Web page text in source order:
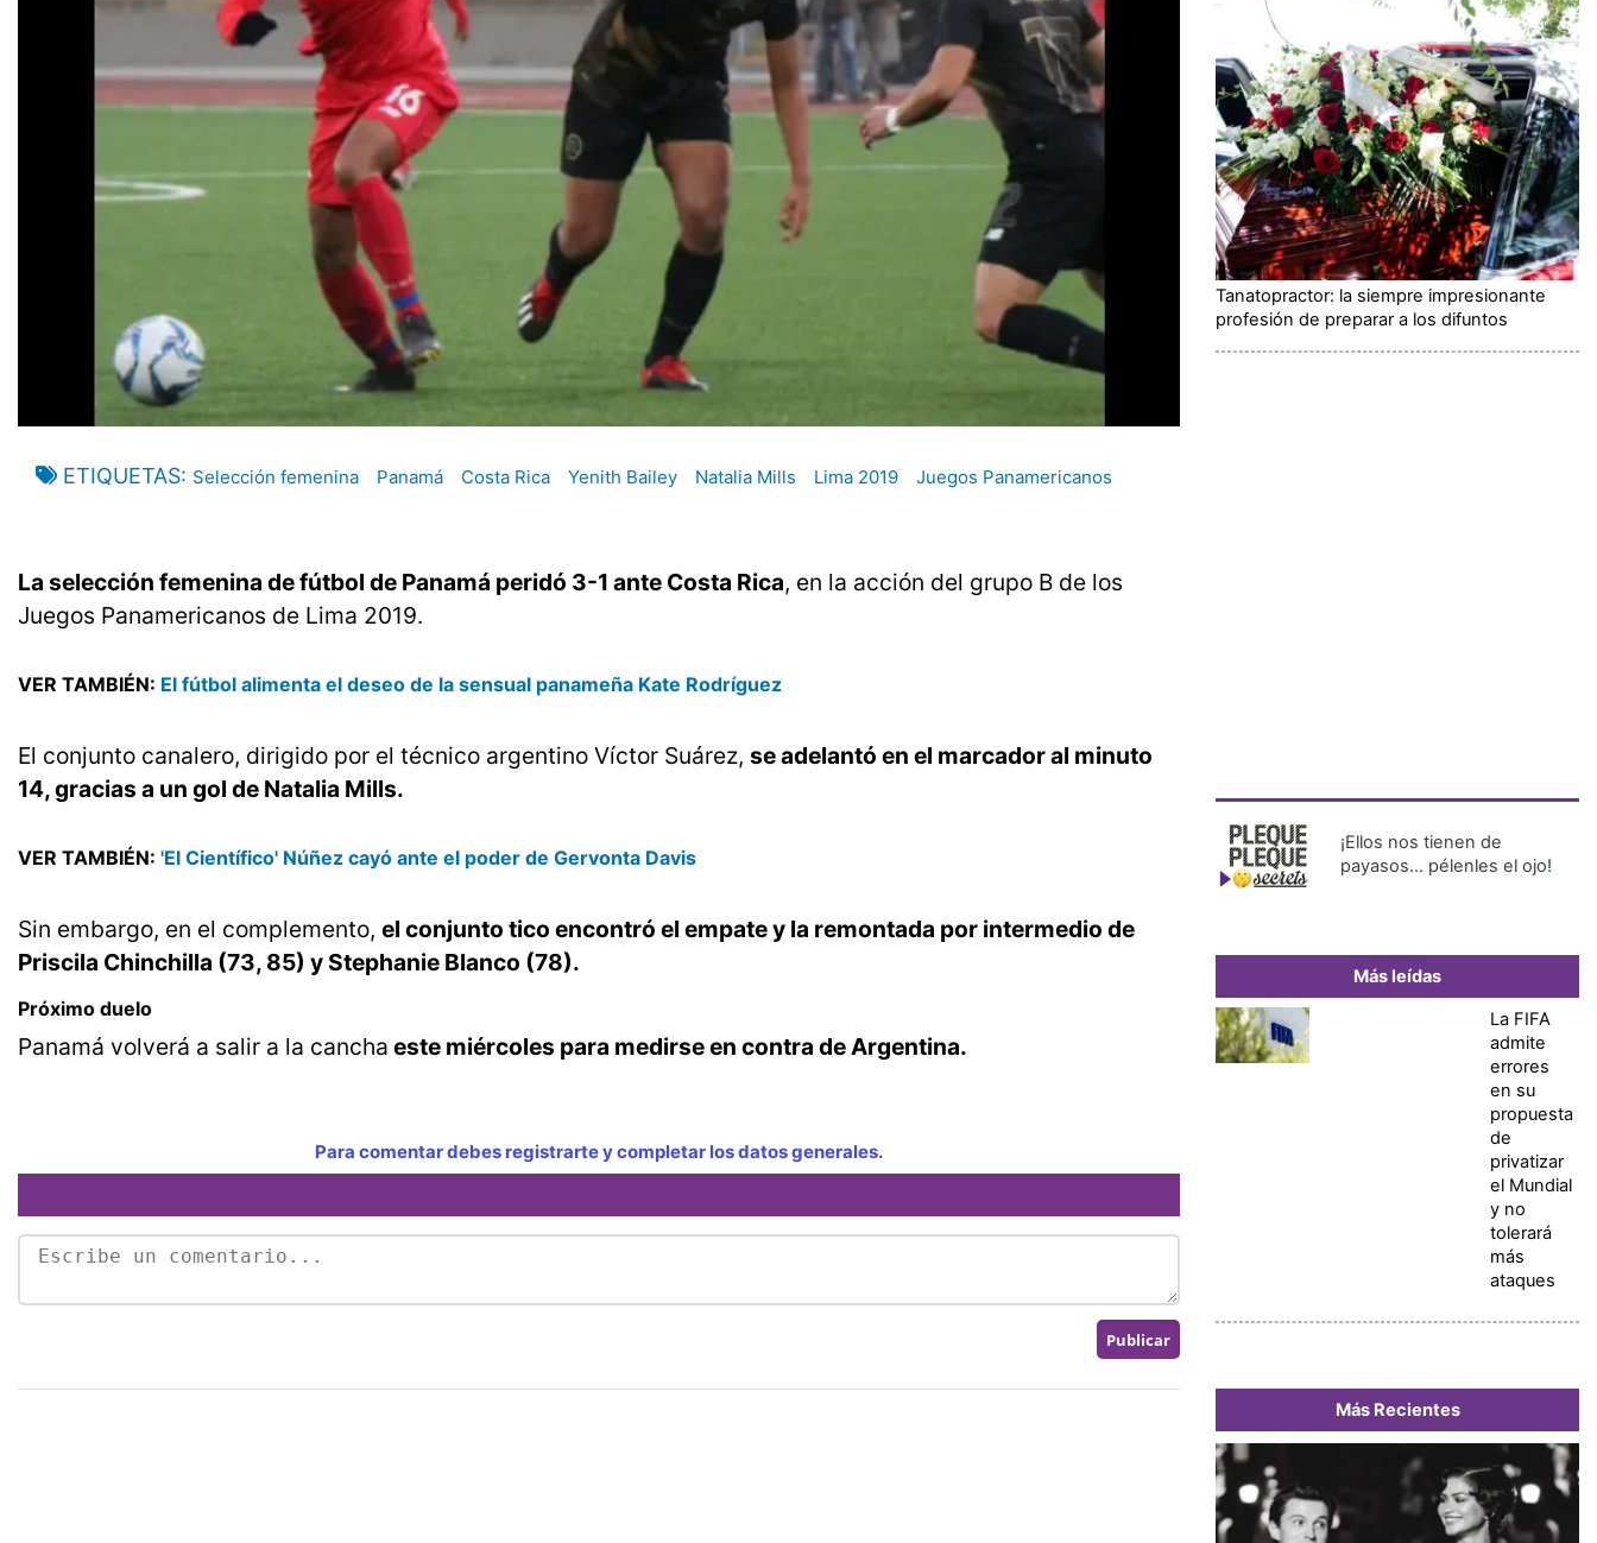
ETIQUETAS Selección femenina Panamá Costa Rica Yenith Bailey Natalia Mills Lima 2019 Juegos Panamericanos
La selección femenina de fútbol de Panamá peridó 3-1 ante Costa Rica, en la acción del grupo B de los
Juegos Panamericanos de Lima 2019.
VER TAMBIÉN: El fútbol alimenta el deseo de la sensual panameña Kate Rodríguez
El conjunto canalero, dirigido por el técnico argentino Víctor Suárez, se adelantó en el marcador al minuto
14, gracias a un gol de Natalia Mills.
VER TAMBIÉN: 'El Científico' Núñez cayó ante el poder de Gervonta Davis
Sin embargo, en el complemento, el conjunto tico encontró el empate y la remontada por intermedio de
Priscila Chinchilla (73, 85) y Stephanie Blanco (78).
Próximo duelo
Panamá volverá a salir a la cancha este miércoles para medirse en contra de Argentina.
Para comentar debes registrarte y completar los datos generales.
Tanatopractor: la siempre impresionante
profesión de preparar a los difuntos
¡Ellos nos tienen de
payasos… pélenles el ojo!
Más leídas
La FIFA
admite
errores
en su
propuesta
de
privatizar
el Mundial
y no
tolerará
más
ataques
Más Recientes